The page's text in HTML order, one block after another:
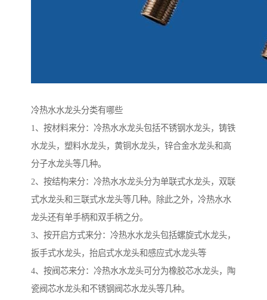
冷热水水龙头分类有哪些
1、按材料来分：冷热水水龙头包括不锈钢水龙头，铸铁
水龙头，塑料水龙头，黄铜水龙头，锌合金水龙头和高
分子水龙头等几种。
2、按结构来分：冷热水水龙头分为单联式水龙头，双联
式水龙头和三联式水龙头等几种。除此之外，冷热水水
龙头还有单手柄和双手柄之分。
3、按开启方式来分：冷热水水龙头包括螺旋式水龙头，
扳手式水龙头，抬启式水龙头和感应式水龙头等
4、按阀芯来分：冷热水水龙头可分为橡胶芯水龙头，陶
瓷阀芯水龙头和不锈钢阀芯水龙头等几种。